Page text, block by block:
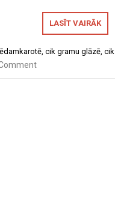
LASĪT VAIRĀK
, cik gramu glāzē, cik